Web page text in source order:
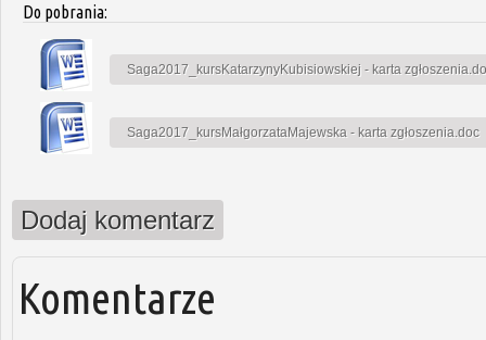
Do pobrania:
Saga2017_kursKatarzynyKubisiowskiej - karta
Saga2017_kursMałgorzataMajewska - karta zgłoszenia.doc
Dodaj komentarz
Komentarze